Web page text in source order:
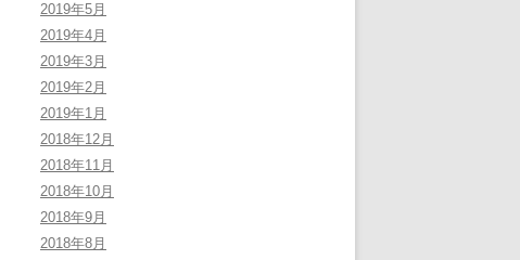
2019年5月
2019年4月
2019年3月
2019年2月
2019年1月
2018年12月
2018年11月
2018年10月
2018年9月
2018年8月